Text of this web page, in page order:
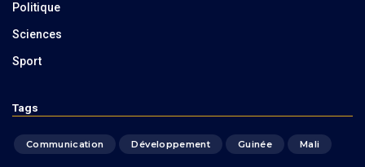
Politique
Sciences
Sport
Tags
Communication Développement Guinée Mali